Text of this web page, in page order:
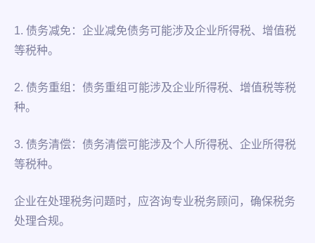
1. 债务减免：企业减免债务可能涉及企业所得税、增值税
等税种。
2. 债务重组：债务重组可能涉及企业所得税、增值税等税
种。
3. 债务清偿：债务清偿可能涉及个人所得税、企业所得税
等税种。
企业在处理税务问题时，应咨询专业税务顾问，确保税务
处理合规。